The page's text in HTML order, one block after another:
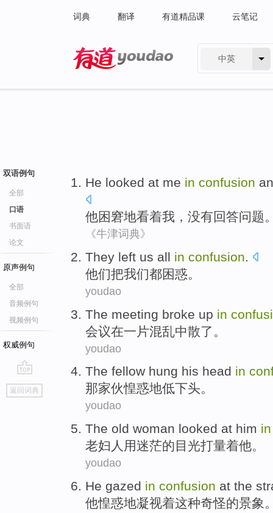
词典 翻译 有道精品课 云笔记
中英
双语例句
全部
口语
书面语
论文
原声例句
全部
音频例句
视频例句
权威例句
go
top
返回词典
He looked at me in confusion
他困窘地看着我 ， 没有回答问题
《牛津词典》
They left us all in confusion.
他们把我们都困惑。
youdao
The meeting broke up in
会议在一片混乱中散了 。
youdao
The fellow hung his head in
那家伙惶惑地低下头。
youdao
The old woman looked at him in
老妇 人 用迷茫的目光打量着他。
youdao
He gazed in confusion at the
他惶惑地凝视着这种奇怪的景象